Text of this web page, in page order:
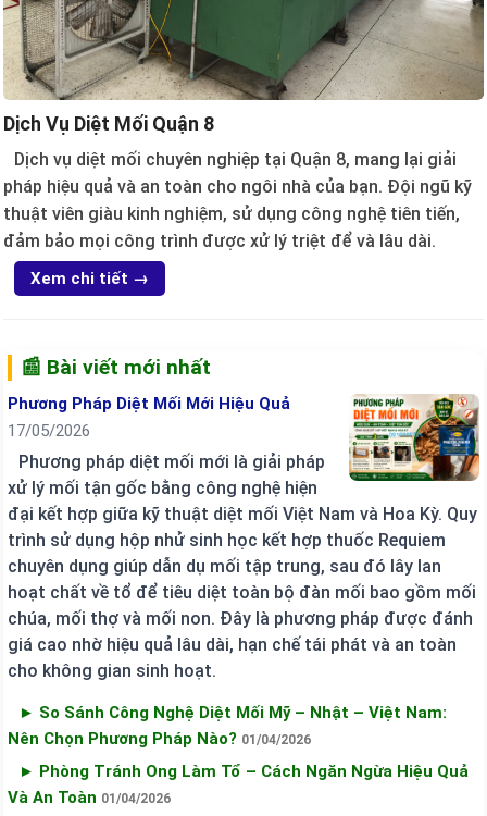
Dịch Vụ Diệt Mối Quận 8
Dịch vụ diệt mối chuyên nghiệp tại Quận 8, mang lại giải
pháp hiệu quả và an toàn cho ngôi nhà của bạn. Đội ngũ kỹ
thuật viên giàu kinh nghiệm, sử dụng công nghệ tiên tiến,
đảm bảo mọi công trình được xử lý triệt để và lâu dài.
Xem chi tiết →
📰 Bài viết mới nhất
Phương Pháp Diệt Mối Mới Hiệu Quả
17/05/2026
Phương pháp diệt mối mới là giải pháp
xử lý mối tận gốc bằng công nghệ hiện
đại kết hợp giữa kỹ thuật diệt mối Việt Nam và Hoa Kỳ. Quy
trình sử dụng hộp nhử sinh học kết hợp thuốc Requiem
chuyên dụng giúp dẫn dụ mối tập trung, sau đó lây lan
hoạt chất về tổ để tiêu diệt toàn bộ đàn mối bao gồm mối
chúa, mối thợ và mối non. Đây là phương pháp được đánh
giá cao nhờ hiệu quả lâu dài, hạn chế tái phát và an toàn
cho không gian sinh hoạt.
► So Sánh Công Nghệ Diệt Mối Mỹ – Nhật – Việt Nam:
Nên Chọn Phương Pháp Nào? 01/04/2026
► Phòng Tránh Ong Làm Tổ – Cách Ngăn Ngừa Hiệu Quả
Và An Toàn 01/04/2026